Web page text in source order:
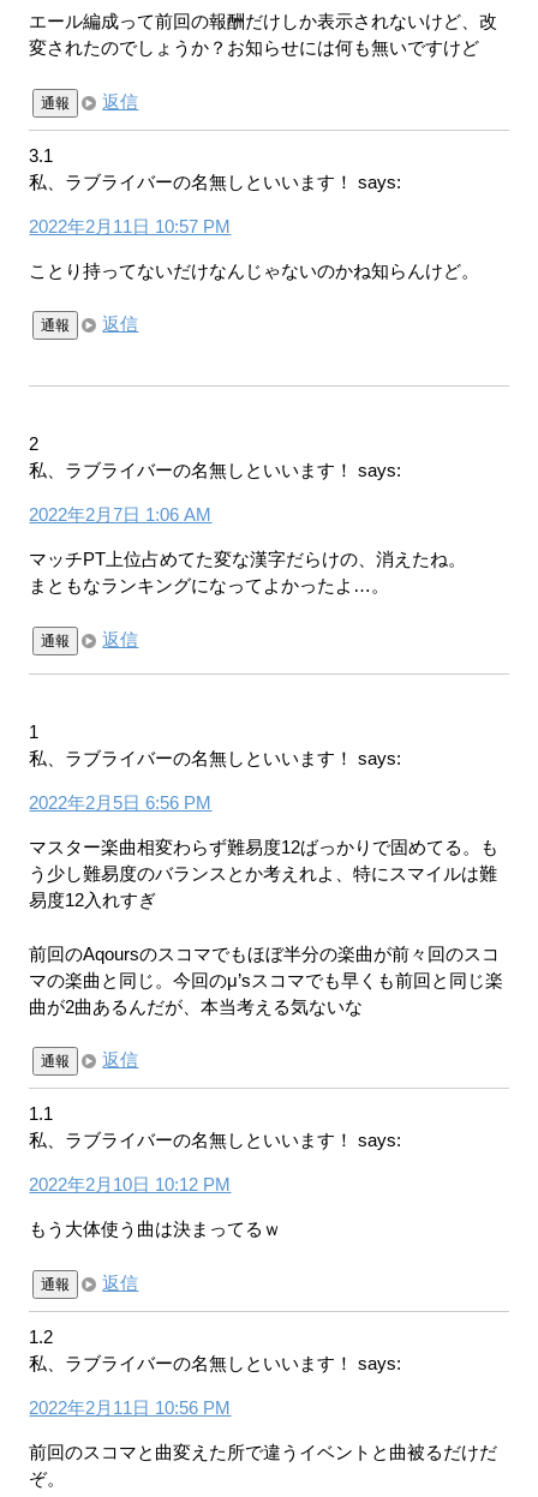
エール編成って前回の報酬だけしか表示されないけど、改
変されたのでしょうか？お知らせには何も無いですけど
通報 返信
3.1
私、ラブライバーの名無しといいます！
says:
2022年2月11日 10:57 PM
ことり持ってないだけなんじゃないのかね知らんけど。
通報 返信
2
私、ラブライバーの名無しといいます！
says:
2022年2月7日 1:06 AM
マッチPT上位占めてた変な漢字だらけの、消えたね。
まともなランキングになってよかったよ…。
通報 返信
1
私、ラブライバーの名無しといいます！
says:
2022年2月5日 6:56 PM
マスター楽曲相変わらず難易度12ばっかりで固めてる。も
う少し難易度のバランスとか考えれよ、特にスマイルは難
易度12入れすぎ
前回のAqoursのスコマでもほぼ半分の楽曲が前々回のスコ
マの楽曲と同じ。今回のμ’sスコマでも早くも前回と同じ楽
曲が2曲あるんだが、本当考える気ないな
通報 返信
1.1
私、ラブライバーの名無しといいます！
says:
2022年2月10日 10:12 PM
もう大体使う曲は決まってるｗ
通報 返信
1.2
私、ラブライバーの名無しといいます！
says:
2022年2月11日 10:56 PM
前回のスコマと曲変えた所で違うイベントと曲被るだけだ
ぞ。